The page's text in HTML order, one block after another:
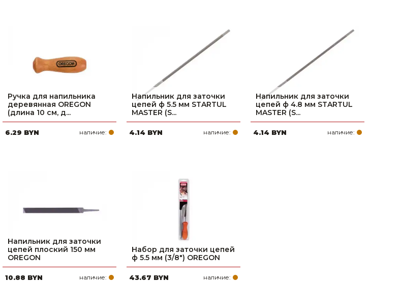
Ручка для напильника
деревянная OREGON
(длина 10 см, д...
6.29 BYN наличие:
Напильник для заточки
цепей ф 5.5 мм STARTUL
MASTER (S...
4.14 BYN наличие:
Напильник для заточки
цепей ф 4.8 мм STARTUL
MASTER (S...
4.14 BYN наличие:
Напильник для заточки
цепей плоский 150 мм
OREGON
10.88 BYN наличие:
Набор для заточки цепей
ф 5.5 мм (3/8") OREGON
43.67 BYN наличие: